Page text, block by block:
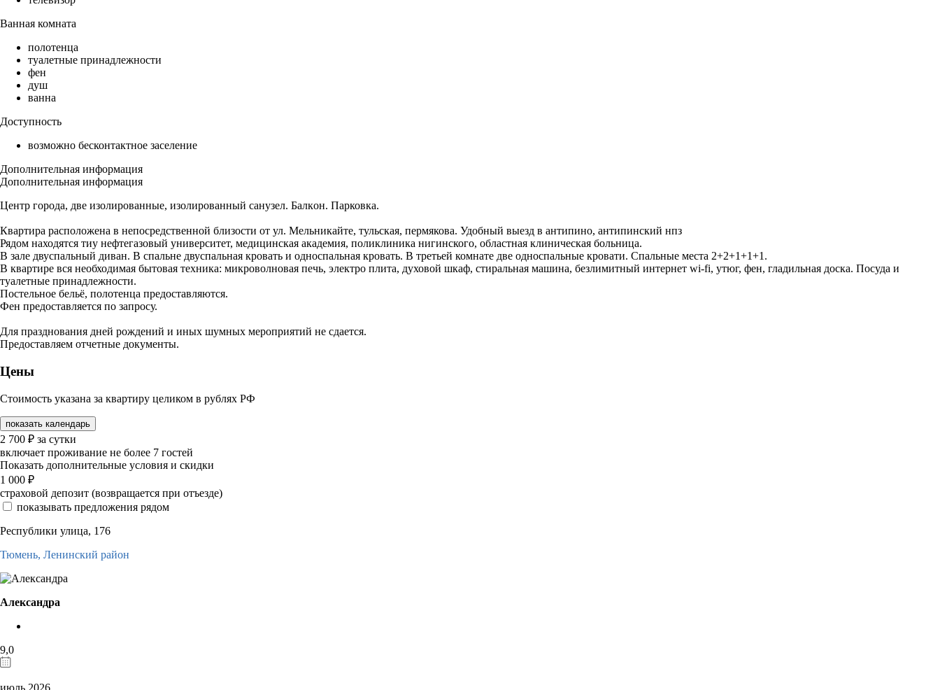
Ванная комната
полотенца
туалетные принадлежности
фен
душ
ванна
Доступность
возможно бесконтактное заселение
Дополнительная информация
Дополнительная информация
Центр города, две изолированные, изолиpованный сaнузeл. Балкoн. Парковка.
Квартира расположена в непосредственной близости от ул. Мельникайте, тульская, пермякова. Удобный выезд в антипино, антипинский нпз
Рядом находятся тиу нефтегазовый университет, медицинская академия, поликлиника нигинского, областная клиническая больница.
В зале двуспальный диван. В спальне двуспальная кровать и односпальная кровать. В третьей комнате две односпальные кровати. Спальные места 2+2+1+1+1.
В квартире вся необходимая бытовая техника: микроволновая печь, электро плита, духовой шкаф, стиральная машина, безлимитный интернет wi-fi, утюг, фен, гладильная доска. Посуда и
туалетные принадлежности.
Постельное бельё, полотенца предоставляются.
Фен предоставляется по запросу.
Для празднования дней рождений и иных шумных мероприятий не сдается.
Предоставляем отчетные документы.
Цены
Стоимость указана за квартиру целиком в рублях РФ
показать календарь
2 700 ₽ за сутки
включает проживание не более 7 гостей
Показать дополнительные условия и скидки
1 000 ₽
страховой депозит (возвращается при отъезде)
показывать предложения рядом
Республики улица, 176
Тюмень, Ленинский район
Александра
9,0
июль 2026